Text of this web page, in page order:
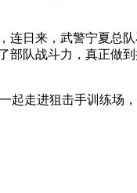
日来，武警宁夏总
部队战斗力，真正做
走进狙击手训练场，